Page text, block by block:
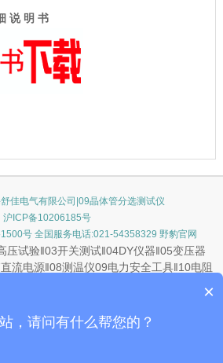
说 明 书
佳电气有限公司|09晶体管分选测试仪
沪ICP备10206185号
号 全国服务电话:021-54358329 野豹官网
压试验‖03开关测试‖04DY仪器‖05变压器
直流电源‖08测温仪09电力安全工具‖10电阻
滑触线
‖22
氧化锌避雷器
LCR数字电桥3. 电参数测量仪
×
，请问有什么帮您的？